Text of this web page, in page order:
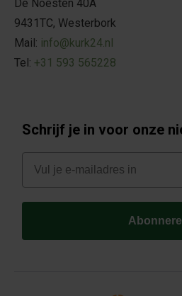
De Noesten 40A
9431TC, Westerbork
Mail: info@kurk24.nl
Tel: +31 593 565228
Schrijf je in voor onze
E-mail